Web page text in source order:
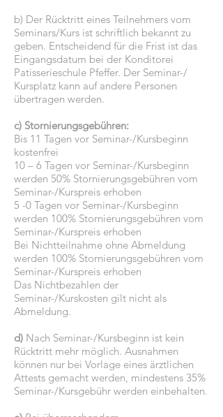
b) Der Rücktritt eines Teilnehmers vom
Seminars/Kurs ist schriftlich bekannt zu
geben. Entscheidend für die Frist ist das
Eingangsdatum bei der Konditorei
Patisserieschule Pfeffer. Der Seminar-/
Kursplatz kann auf andere Personen
übertragen werden.
c) Stornierungsgebühren:
Bis 11 Tagen vor Seminar-/Kursbeginn
kostenfrei
10 – 6 Tagen vor Seminar-/Kursbeginn
werden 50% Stornierungsgebühren vom
Seminar-/Kurspreis erhoben
5 -0 Tagen vor Seminar-/Kursbeginn
werden 100% Stornierungsgebühren vom
Seminar-/Kurspreis erhoben
Bei Nichtteilnahme ohne Abmeldung
werden 100% Stornierungsgebühren vom
Seminar-/Kurspreis erhoben
Das Nichtbezahlen der
Seminar-/Kurskosten gilt nicht als
Abmeldung.
d) Nach Seminar-/Kursbeginn ist kein
Rücktritt mehr möglich. Ausnahmen
können nur bei Vorlage eines ärztlichen
Attests gemacht werden, mindestens 35%
Seminar-/Kursgebühr werden einbehalten.